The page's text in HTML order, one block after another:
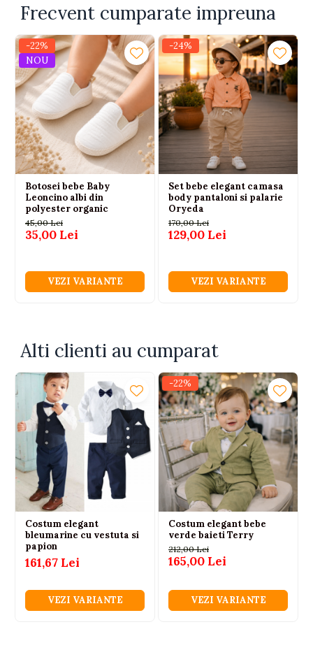
Material: 100% bumbac
Culoare: gri deschis
Brand: Terry
Spalare: 40°C
Frecvent cumparate impreuna
-22%
NOU
Botosei bebe Baby
Leoncino albi din
polyester organic
45,00 Lei
35,00 Lei
VEZI VARIANTE
-24%
Set bebe elegant camasa
body pantaloni si palarie
Oryeda
170,00 Lei
129,00 Lei
VEZI VARIANTE
Alti clienti au cumparat
Costum elegant
bleumarine cu vestuta si
papion
161,67 Lei
VEZI VARIANTE
-22%
Costum elegant bebe
verde baieti Terry
212,00 Lei
165,00 Lei
VEZI VARIANTE